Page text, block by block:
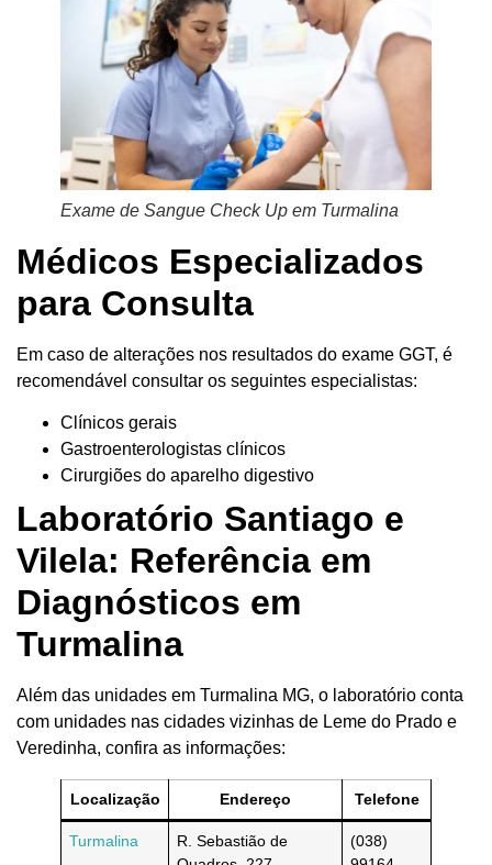
Exame de Sangue Check Up em Turmalina
Médicos Especializados
para Consulta
Em caso de alterações nos resultados do exame GGT, é
recomendável consultar os seguintes especialistas:
Clínicos gerais
Gastroenterologistas clínicos
Cirurgiões do aparelho digestivo
Laboratório Santiago e
Vilela: Referência em
Diagnósticos em
Turmalina
Além das unidades em Turmalina MG, o laboratório conta
com unidades nas cidades vizinhas de Leme do Prado e
Veredinha, confira as informações:
Localização Endereço Telefone
Turmalina
R. Sebastião de
(038)